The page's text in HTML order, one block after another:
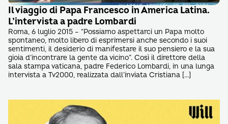
Il viaggio di Papa Francesco in America Latina.
L’intervista a padre Lombardi
Roma, 6 luglio 2015 – “Possiamo aspettarci un Papa molto
spontaneo, molto libero di esprimersi anche secondo i suoi
sentimenti, il desiderio di manifestare il suo pensiero e la sua
gioia d’incontrare la gente da vicino”. Così il direttore della
sala stampa vaticana, padre Federico Lombardi, in una lunga
intervista a Tv2000, realizzata dall’inviata Cristiana […]